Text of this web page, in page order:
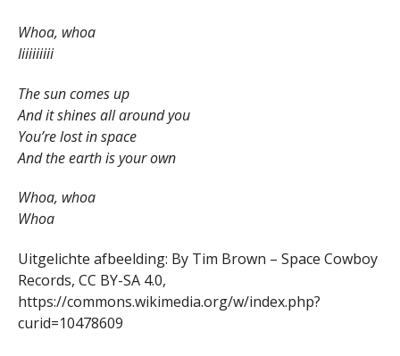
Whoa, whoa
Iiiiiiiiii
The sun comes up
And it shines all around you
You’re lost in space
And the earth is your own
Whoa, whoa
Whoa
Uitgelichte afbeelding: By Tim Brown – Space Cowboy
Records, CC BY-SA 4.0,
https://commons.wikimedia.org/w/index.php?
curid=10478609